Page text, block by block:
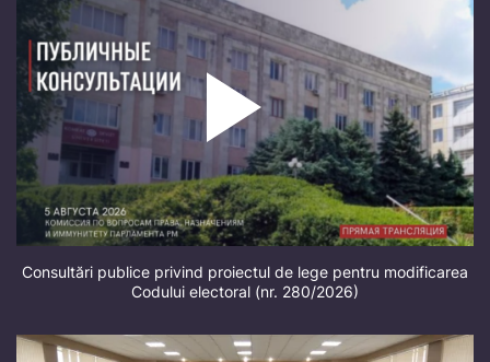
Consultări publice privind proiectul de lege pentru modificarea
Codului electoral (nr. 280/2026)